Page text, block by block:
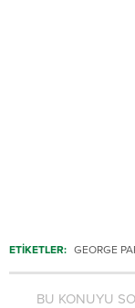
ETİKETLER: GEORGE
BU KONUYU